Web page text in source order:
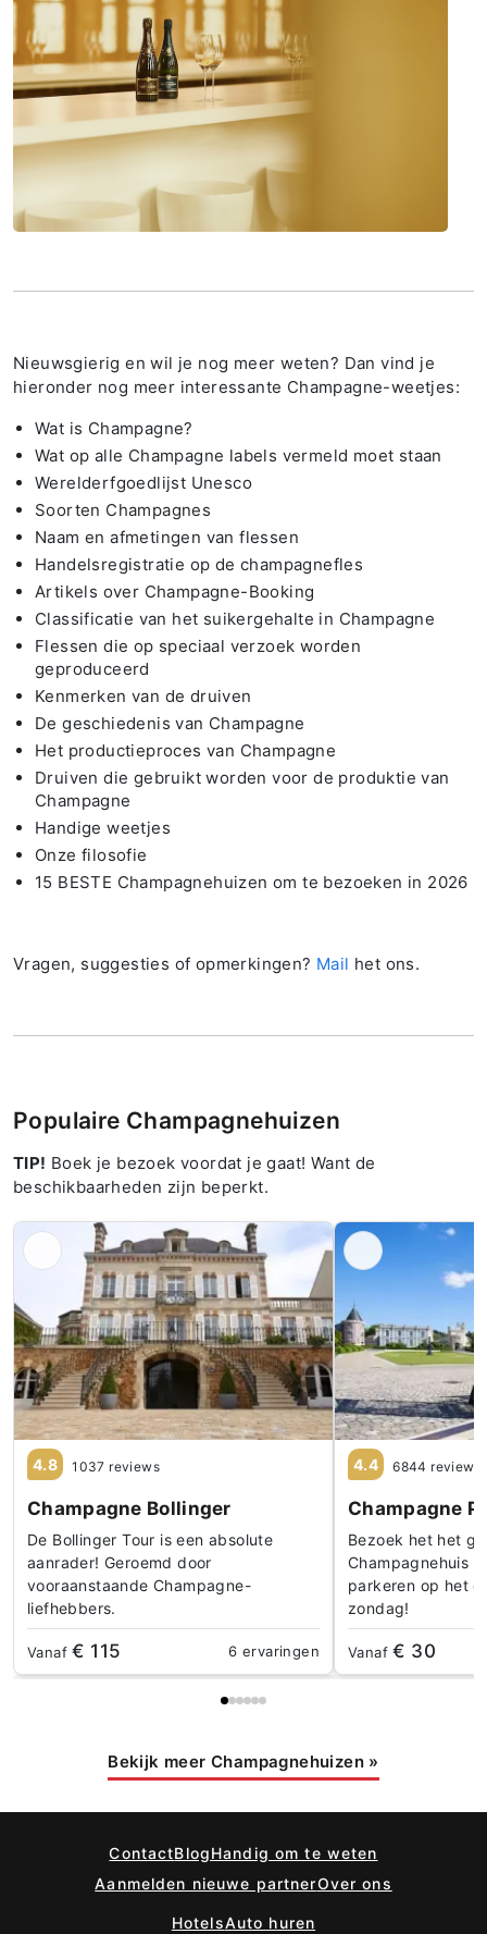
Nieuwsgierig en wil je nog meer weten? Dan vind je
hieronder nog meer interessante Champagne-weetjes:
Wat is Champagne?
Wat op alle Champagne labels vermeld moet staan
Werelderfgoedlijst Unesco
Soorten Champagnes
Naam en afmetingen van flessen
Handelsregistratie op de champagnefles
Artikels over Champagne-Booking
Classificatie van het suikergehalte in Champagne
Flessen die op speciaal verzoek worden
geproduceerd
Kenmerken van de druiven
De geschiedenis van Champagne
Het productieproces van Champagne
Druiven die gebruikt worden voor de produktie van
Champagne
Handige weetjes
Onze filosofie
15 BESTE Champagnehuizen om te bezoeken in 2026
Vragen, suggesties of opmerkingen? Mail het ons.
Populaire Champagnehuizen
TIP! Boek je bezoek voordat je gaat! Want de
beschikbaarheden zijn beperkt.
4.8 1037 reviews
Champagne Bollinger
De Bollinger Tour is een absolute
aanrader! Geroemd door
vooraanstaande Champagne-
liefhebbers.
Vanaf€ 115 6 ervaringen
4.4 6844 reviews
Champagne
Bezoek het het
Champagnehuis
parkeren op het
zondag!
Vanaf€ 30
Bekijk meer Champagnehuizen »
ContactBlogHandig om te weten
Aanmelden nieuwe partnerOver ons
HotelsAuto huren